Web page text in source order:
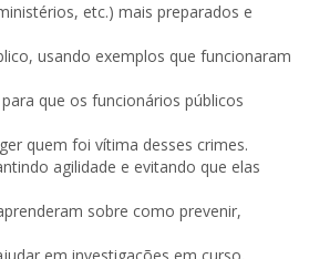
etc.) mais preparados e
usando exemplos que funcionaram
que os funcionários públicos
quem foi vítima desses crimes.
agilidade e evitando que elas
sobre como prevenir,